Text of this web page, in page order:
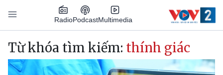
Nhảy đến nội dung
RadioPodcastMultimedia
Main navigation
Từ khóa tìm kiếm: thính giác